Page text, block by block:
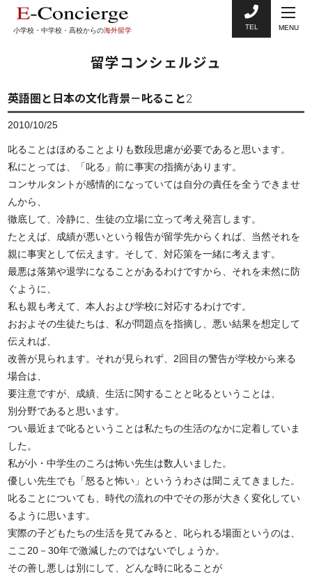
小学校・中学校・高校からの海外留学 TEL MENU
留学コンシェルジュ
英語圏と日本の文化背景－叱ること2
2010/10/25
叱ることはほめることよりも数段思慮が必要であると思います。
私にとっては、「叱る」前に事実の指摘があります。
コンサルタントが感情的になっていては自分の責任を全うできませ
んから、
徹底して、冷静に、生徒の立場に立って考え発言します。
たとえば、成績が悪いという報告が留学先からくれば、当然それを
親に事実として伝えます。そして、対応策を一緒に考えます。
最悪は落第や退学になることがあるわけですから、それを未然に防
ぐように、
私も親も考えて、本人および学校に対応するわけです。
おおよその生徒たちは、私が問題点を指摘し、悪い結果を想定して
伝えれば、
改善が見られます。それが見られず、2回目の警告が学校から来る
場合は、
要注意ですが、成績、生活に関することと叱るということは、
別分野であると思います。
つい最近まで叱るということは私たちの生活のなかに定着していま
した。
私が小・中学生のころは怖い先生は数人いました。
優しい先生でも「怒ると怖い」といううわさは聞こえてきました。
叱ることについても、時代の流れの中でその形が大きく変化してい
るように思います。
実際の子どもたちの生活を見てみると、叱られる場面というのは、
ここ20－30年で激減したのではないでしょうか。
その善し悪しは別にして、どんな時に叱ることが